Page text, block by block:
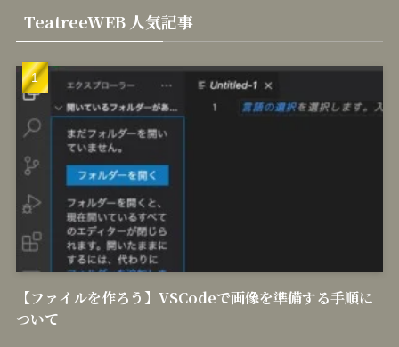
https://makana-blog.com
TeatreeWEB 人気記事